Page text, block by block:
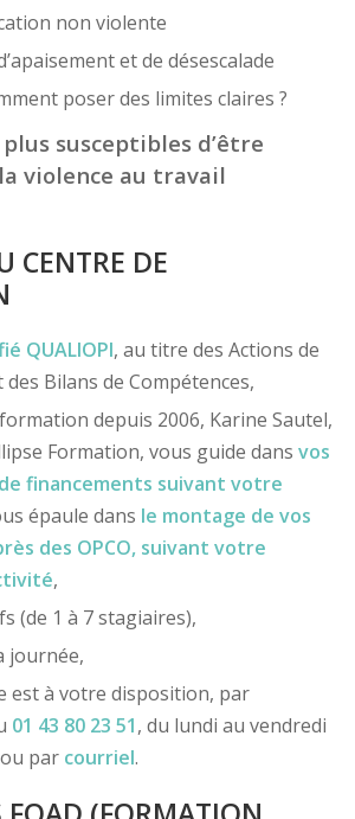
non violente
et de désescalade
poser des limites claires ?
susceptibles d’être
violence au travail
CENTRE DE
QUALIOPI, au titre des Actions de
Bilans de Compétences,
depuis 2006, Karine Sautel,
Formation, vous guide dans vos
financements suivant votre
épaule dans le montage de vos
des OPCO, suivant votre
,
(de 1 à 7 stagiaires),
journée,
est à votre disposition, par
01 43 80 23 51, du lundi au vendredi
par courriel.